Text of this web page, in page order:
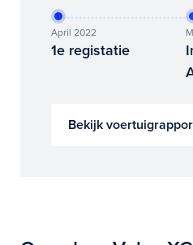
April 2022
1e registatie
Bekijk